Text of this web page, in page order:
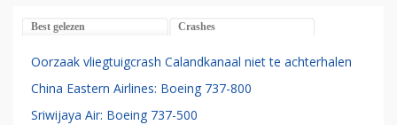
Best gelezen Crashes
Oorzaak vliegtuigcrash Calandkanaal niet te achterhalen
China Eastern Airlines: Boeing 737-800
Sriwijaya Air: Boeing 737-500